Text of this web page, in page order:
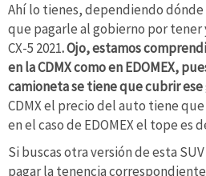
Ahí lo tienes, dependiendo dónde
que pagarle al gobierno por tener
CX-5 2021. Ojo, estamos
en la CDMX como en EDOMEX,
camioneta se tiene que cubrir ese
CDMX el precio del auto tiene
en el caso de EDOMEX el tope es
Si buscas otra versión de esta
pagar la tenencia